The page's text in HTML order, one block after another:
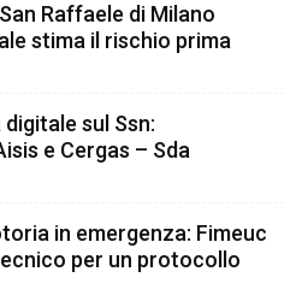
Raffaele di Milano
stima il rischio prima
sul Ssn:
e Cergas – Sda
in emergenza: Fimeuc
per un protocollo